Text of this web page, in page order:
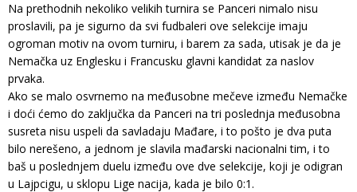
Na prethodnih nekoliko velikih turnira se Panceri nimalo nisu
proslavili, pa je sigurno da svi fudbaleri ove selekcije imaju
ogroman motiv na ovom turniru, i barem za sada, utisak je da je
Nemačka uz Englesku i Francusku glavni kandidat za naslov
prvaka.
Ako se malo osvrnemo na međusobne mečeve između Nemačke
i doći ćemo do zaključka da Panceri na tri poslednja međusobna
susreta nisu uspeli da savladaju Mađare, i to pošto je dva puta
bilo nerešeno, a jednom je slavila mađarski nacionalni tim, i to
baš u poslednjem duelu između ove dve selekcije, koji je odigran
u Lajpcigu, u sklopu Lige nacija, kada je bilo 0:1.